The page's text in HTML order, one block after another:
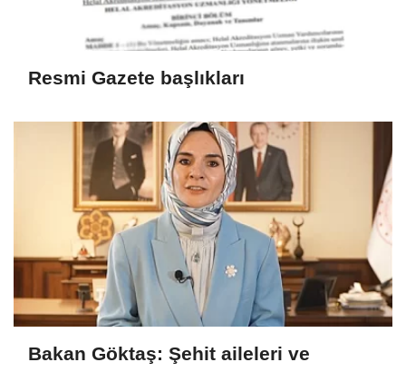
Resmi Gazete başlıkları
Bakan Göktaş: Şehit aileleri ve